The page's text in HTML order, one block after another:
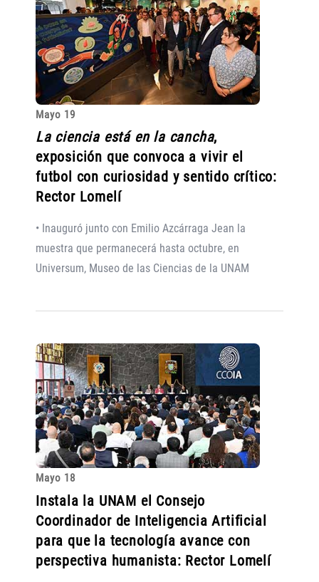
Mayo 19
La ciencia está en la cancha,
exposición que convoca a vivir el
futbol con curiosidad y sentido crítico:
Rector Lomelí
• Inauguró junto con Emilio Azcárraga Jean la
muestra que permanecerá hasta octubre, en
Universum, Museo de las Ciencias de la UNAM
Mayo 18
Instala la UNAM el Consejo
Coordinador de Inteligencia Artificial
para que la tecnología avance con
perspectiva humanista: Rector Lomelí